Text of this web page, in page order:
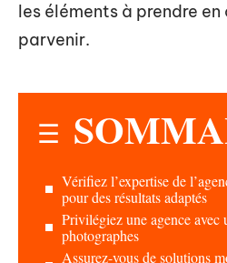
les éléments à prendre
parvenir.
Vérifiez l’expertise de
pour des résultats adaptés
Privilégiez une agence avec
photographes
Assurez-vous de solutions